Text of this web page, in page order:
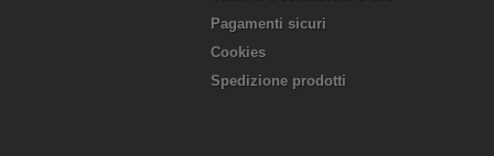
Pagamenti sicuri
Cookies
Spedizione prodotti